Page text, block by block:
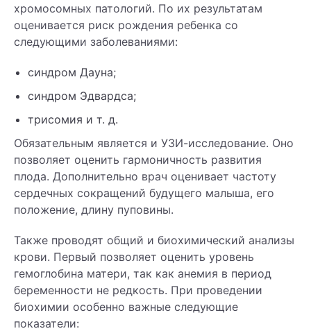
хромосомных патологий. По их результатам
оценивается риск рождения ребенка со
следующими заболеваниями:
синдром Дауна;
синдром Эдвардса;
трисомия и т. д.
Обязательным является и УЗИ-исследование. Оно
позволяет оценить гармоничность развития
плода. Дополнительно врач оценивает частоту
сердечных сокращений будущего малыша, его
положение, длину пуповины.
Также проводят общий и биохимический анализы
крови. Первый позволяет оценить уровень
гемоглобина матери, так как анемия в период
беременности не редкость. При проведении
биохимии особенно важные следующие
показатели: